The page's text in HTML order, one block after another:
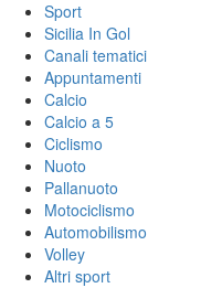
Sport
Sicilia In Gol
Canali tematici
Appuntamenti
Calcio
Calcio a 5
Ciclismo
Nuoto
Pallanuoto
Motociclismo
Automobilismo
Volley
Altri sport